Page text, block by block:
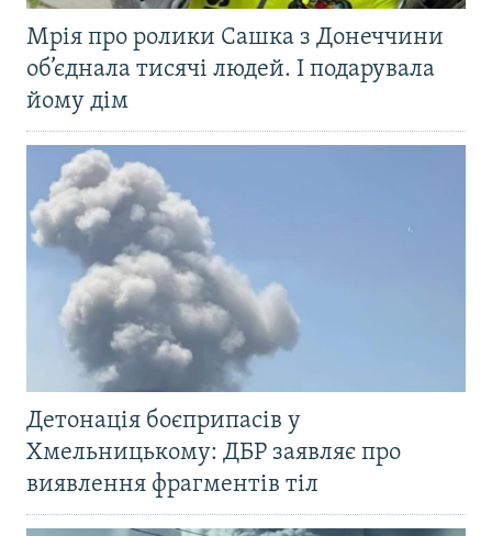
Мрія про ролики Сашка з Донеччини
об’єднала тисячі людей. І подарувала
йому дім
Детонація боєприпасів у
Хмельницькому: ДБР заявляє про
виявлення фрагментів тіл